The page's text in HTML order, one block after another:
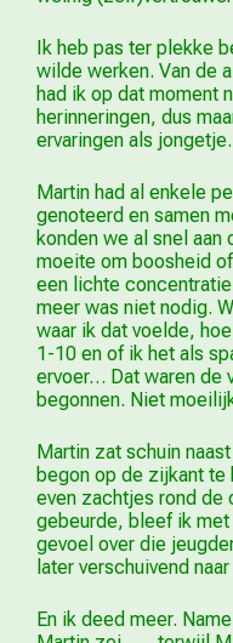
Ik heb pas ter plekke
wilde werken. Van de
had ik op dat moment
herinneringen, dus
ervaringen als jongetje.
Martin had al enkele
genoteerd en samen
konden we al snel
moeite om boosheid
een lichte
meer was niet nodig.
waar ik dat voelde,
1-10 en of ik het als
ervoer… Dat waren de
begonnen. Niet
Martin zat schuin
begon op de zijkant te
even zachtjes rond de
gebeurde, bleef ik
gevoel over die
later verschuivend
En ik deed meer.